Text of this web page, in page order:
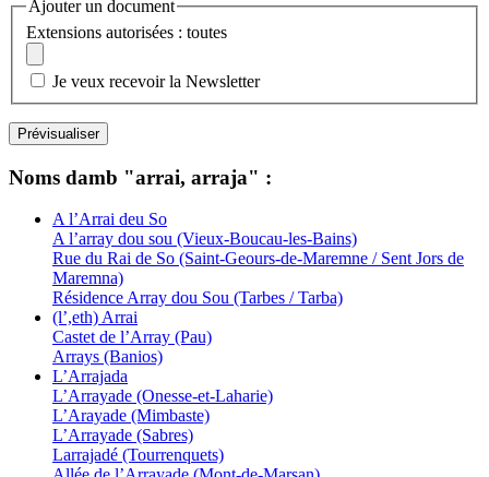
Ajouter un document
Extensions autorisées : toutes
Je veux recevoir la Newsletter
Noms damb "arrai, arraja" :
A l’Arrai deu So
A l’array dou sou (Vieux-Boucau-les-Bains)
Rue du Rai de So (Saint-Geours-de-Maremne / Sent Jors de
Maremna)
Résidence Array dou Sou (Tarbes / Tarba)
(l’,eth) Arrai
Castet de l’Array (Pau)
Arrays (Banios)
L’Arrajada
L’Arrayade (Onesse-et-Laharie)
L’Arayade (Mimbaste)
L’Arrayade (Sabres)
Larrajadé (Tourrenquets)